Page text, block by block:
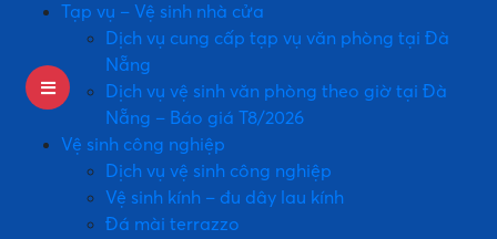
Tạp vụ – Vệ sinh nhà cửa
Dịch vụ cung cấp tạp vụ văn phòng tại Đà
Nẵng
Dịch vụ vệ sinh văn phòng theo giờ tại Đà
Nẵng – Báo giá T8/2026
Vệ sinh công nghiệp
Dịch vụ vệ sinh công nghiệp
Vệ sinh kính – đu dây lau kính
Đá mài terrazzo